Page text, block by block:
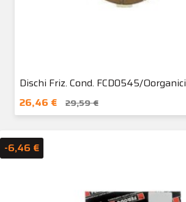
Dischi Friz. Cond. FCD0545/Oorganici
26,46 €
29,59 €
-6,46 €